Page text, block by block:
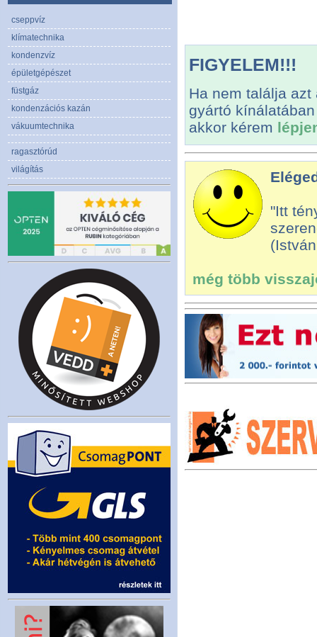
FIGYELEM!!!
Ha nem találja
gyártó
akkor kérem
"Itt
még több
cseppvíz
klímatechnika
kondenzvíz
épületgépészet
füstgáz
kondenzációs kazán
vákuumtechnika
ragasztórúd
világítás